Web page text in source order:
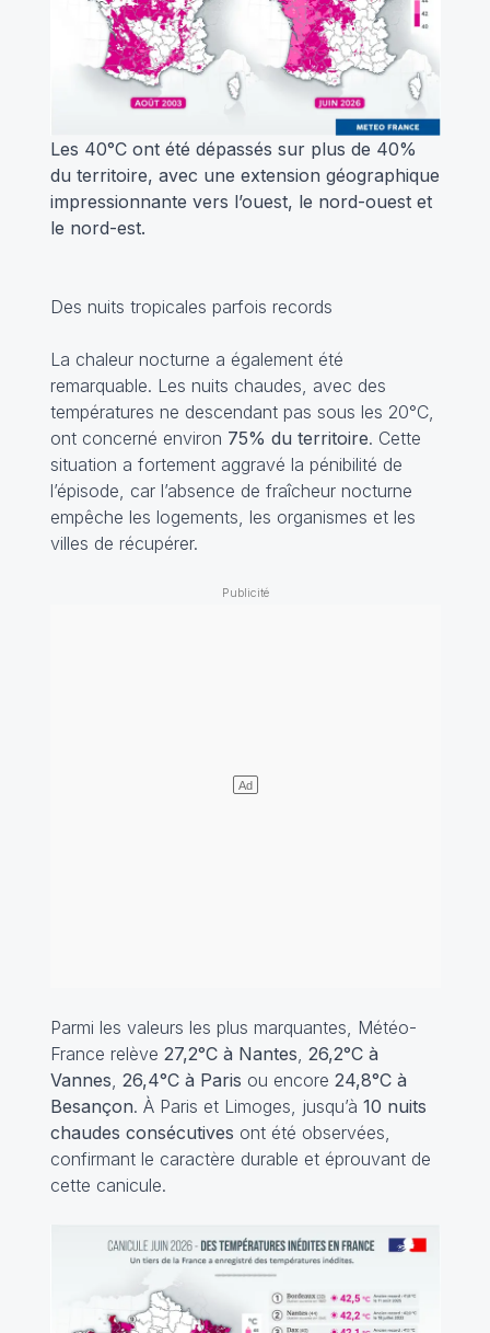
Les 40°C ont été dépassés sur plus de 40%
du territoire, avec une extension géographique
impressionnante vers l’ouest, le nord-ouest et
le nord-est.
Des nuits tropicales parfois records
La chaleur nocturne a également été
remarquable. Les nuits chaudes, avec des
températures ne descendant pas sous les 20°C,
ont concerné environ 75% du territoire. Cette
situation a fortement aggravé la pénibilité de
l’épisode, car l’absence de fraîcheur nocturne
empêche les logements, les organismes et les
villes de récupérer.
Parmi les valeurs les plus marquantes, Météo-
France relève 27,2°C à Nantes 26,2°C à
Vannes 26,4°C à Paris ou encore 24,8°C à
Besançon. À Paris et Limoges, jusqu’à 10 nuits
chaudes consécutives ont été observées,
confirmant le caractère durable et éprouvant de
cette canicule.